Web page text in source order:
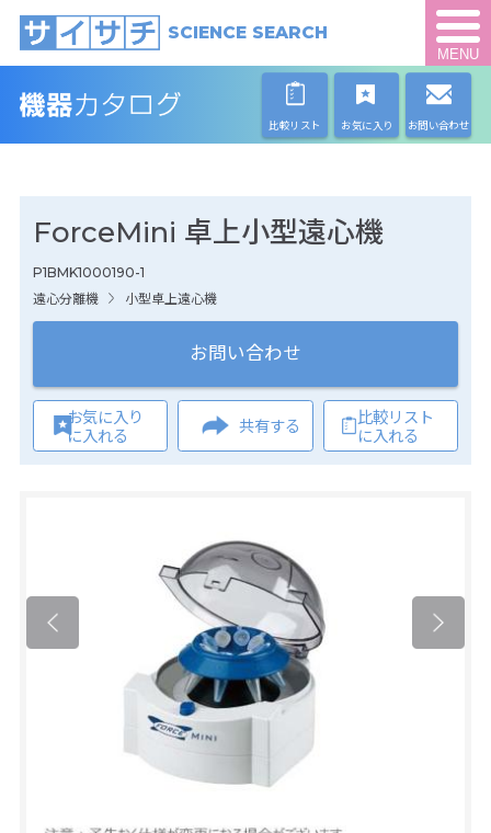
SCIENCE SEARCH
MENU
比較リスト お気に入り お問い合わせ
ForceMini 卓上小型遠心機
P1BMK1000190-1
遠心分離機
小型卓上遠心機
お問い合わせ
お気に入り
に入れる
共有する
比較リスト
に入れる